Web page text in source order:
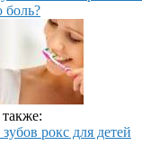
боль?
зубов рокс для детей